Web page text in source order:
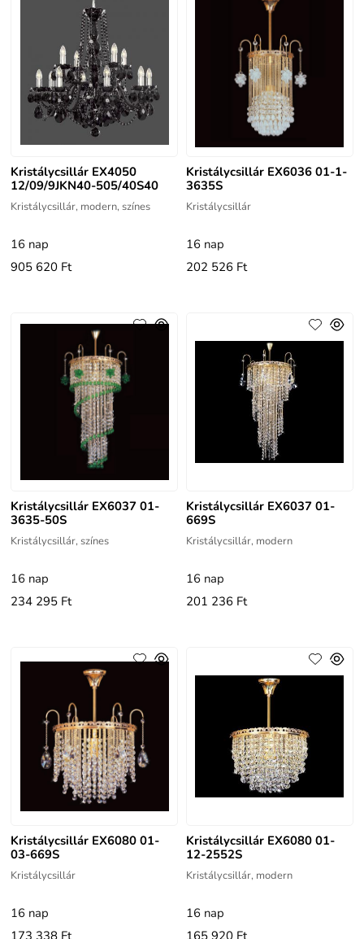
Kristálycsillár EX4050
12/09/9JKN40-505/40S40
Kristálycsillár, modern, színes
16 nap
905 620 Ft
Kristálycsillár EX6036 01-1-
3635S
Kristálycsillár
16 nap
202 526 Ft
Kristálycsillár EX6037 01-
3635-50S
Kristálycsillár, színes
16 nap
234 295 Ft
Kristálycsillár EX6037 01-
669S
Kristálycsillár, modern
16 nap
201 236 Ft
Kristálycsillár EX6080 01-
03-669S
Kristálycsillár
16 nap
173 338 Ft
Kristálycsillár EX6080 01-
12-2552S
Kristálycsillár, modern
16 nap
165 920 Ft